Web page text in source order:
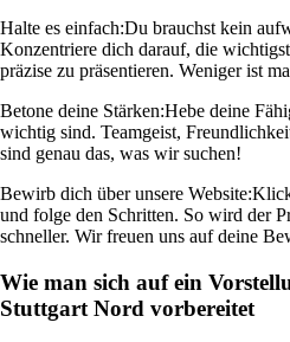
Halte es einfach:Du brauchst kein
Konzentriere dich darauf, die
präzise zu präsentieren. Weniger ist
Betone deine Stärken:Hebe deine
wichtig sind. Teamgeist,
sind genau das, was wir suchen!
Bewirb dich über unsere Website:
und folge den Schritten. So wird der
schneller. Wir freuen uns auf deine
Wie man sich auf ein
Stuttgart Nord vorbereitet